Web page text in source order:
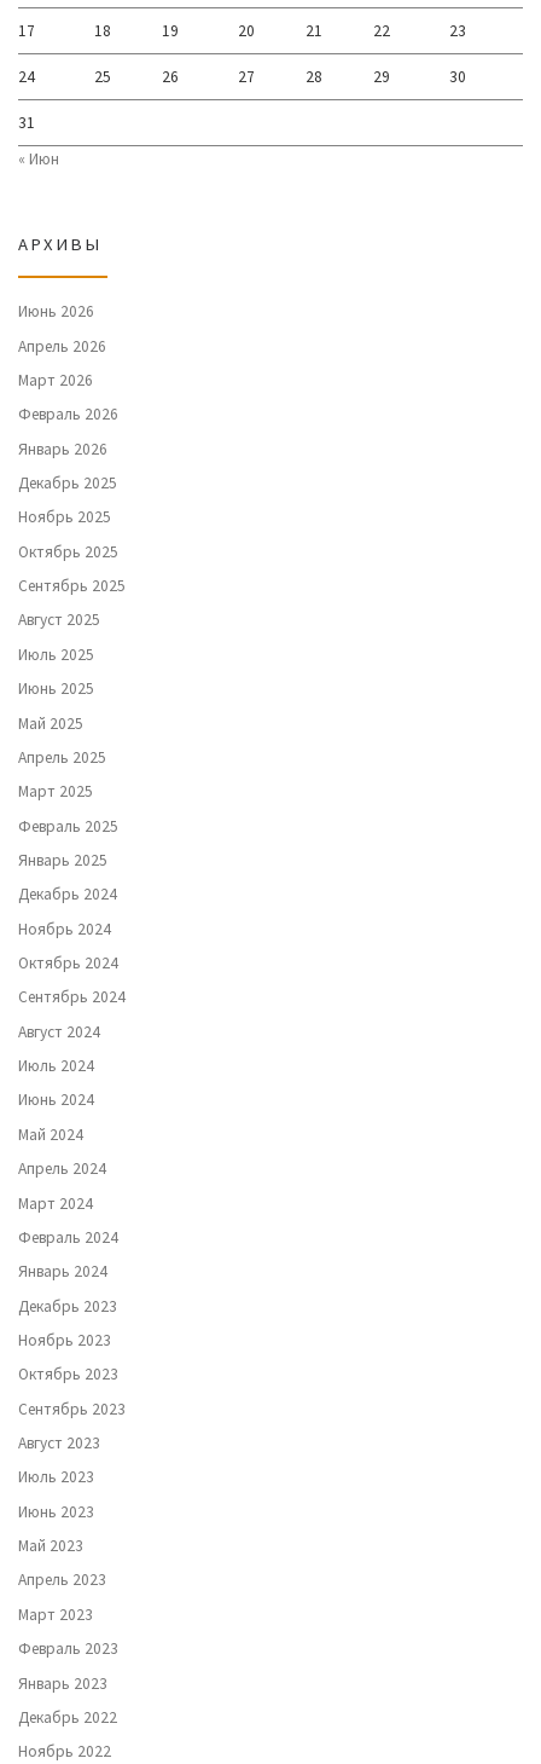
17 18 19 20 21 22 23
24 25 26 27 28 29 30
31
« Июн
АРХИВЫ
Июнь 2026
Апрель 2026
Март 2026
Февраль 2026
Январь 2026
Декабрь 2025
Ноябрь 2025
Октябрь 2025
Сентябрь 2025
Август 2025
Июль 2025
Июнь 2025
Май 2025
Апрель 2025
Март 2025
Февраль 2025
Январь 2025
Декабрь 2024
Ноябрь 2024
Октябрь 2024
Сентябрь 2024
Август 2024
Июль 2024
Июнь 2024
Май 2024
Апрель 2024
Март 2024
Февраль 2024
Январь 2024
Декабрь 2023
Ноябрь 2023
Октябрь 2023
Сентябрь 2023
Август 2023
Июль 2023
Июнь 2023
Май 2023
Апрель 2023
Март 2023
Февраль 2023
Январь 2023
Декабрь 2022
Ноябрь 2022